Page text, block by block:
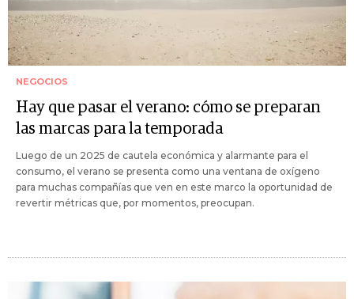
NEGOCIOS
Hay que pasar el verano: cómo se preparan
las marcas para la temporada
Luego de un 2025 de cautela económica y alarmante para el
consumo, el verano se presenta como una ventana de oxígeno
para muchas compañías que ven en este marco la oportunidad de
revertir métricas que, por momentos, preocupan.